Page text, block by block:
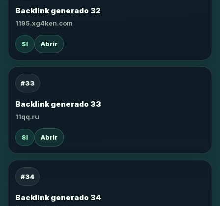
Backlink generado 32
1195.xg4ken.com
SI Abrir
#33
Backlink generado 33
11qq.ru
SI Abrir
#34
Backlink generado 34